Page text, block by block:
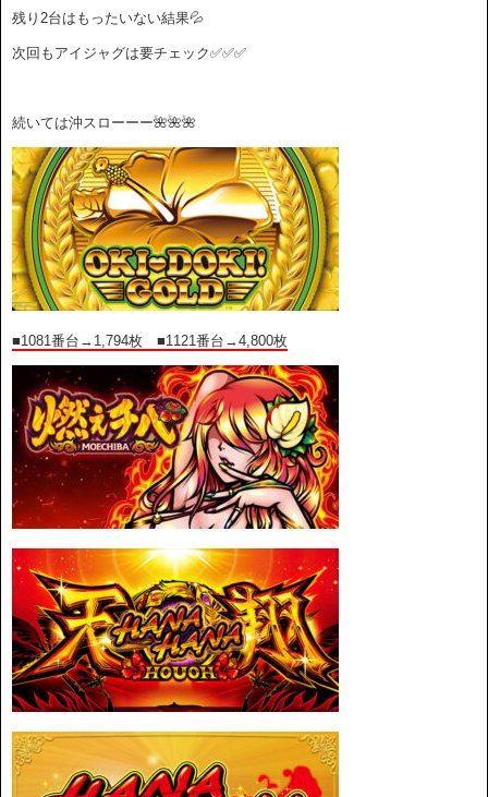
残り2台はもったいない結果💦
次回もアイジャグは要チェック✅✅✅
続いては沖スローーー🌺🌺🌺
■1081番台→1,794枚 ■1121番台→4,800枚